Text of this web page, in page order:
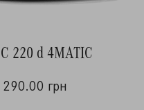
220 d 4MATIC
грн